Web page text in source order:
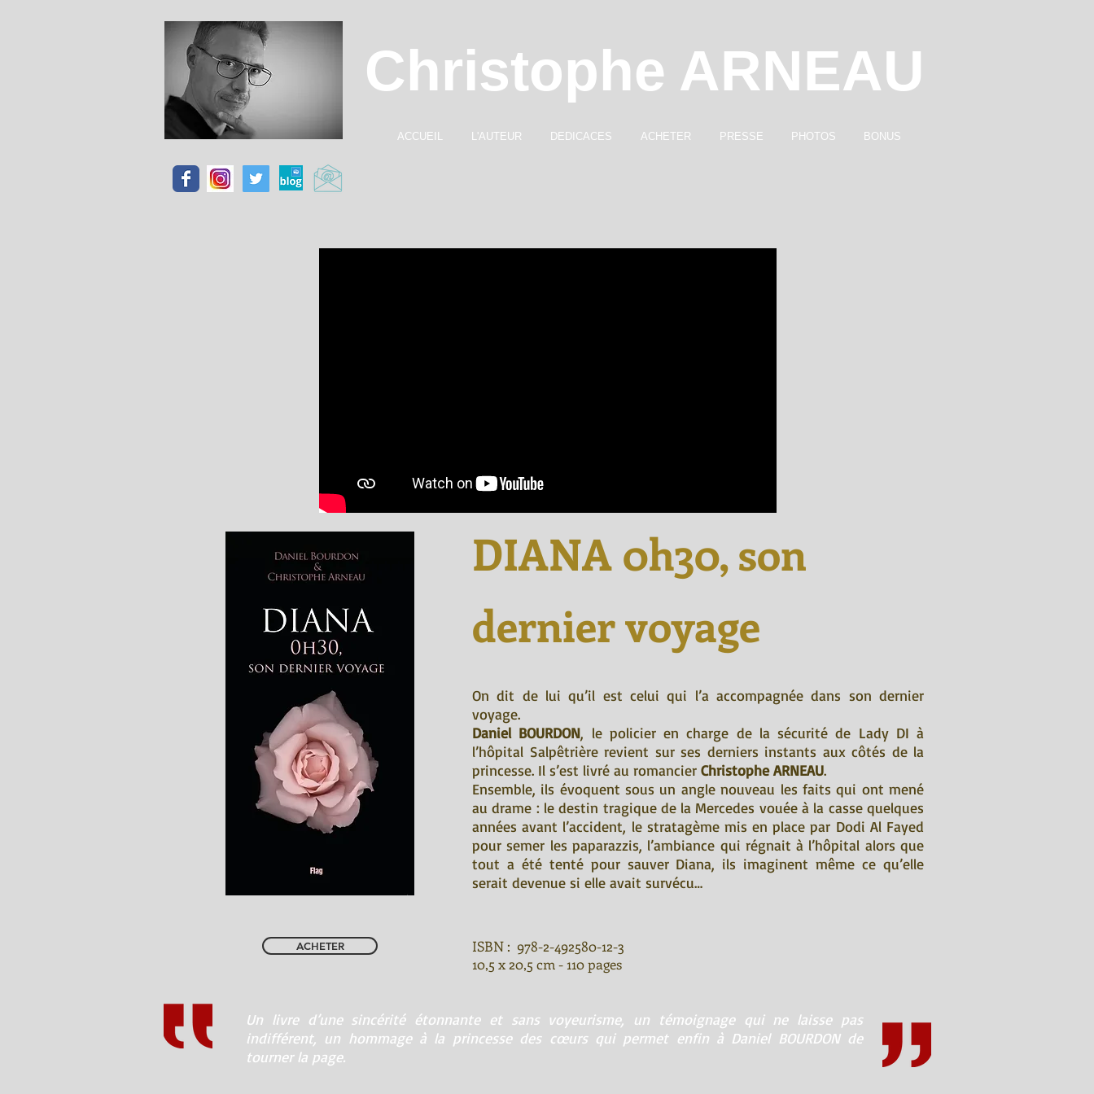
Christophe ARNEAU
ACCUEIL L'AUTEUR DEDICACES ACHETER PRESSE PHOTOS BONUS
ACHETER
DIANA 0h30, son
dernier voyage
On dit de lui qu’il est celui qui l’a accompagnée dans son dernier
voyage.
Daniel BOURDON, le policier en charge de la sécurité de Lady DI à
l’hôpital Salpêtrière revient sur ses derniers instants aux côtés de la
princesse. Il s’est livré au romancier Christophe ARNEAU.
Ensemble, ils évoquent sous un angle nouveau les faits qui ont mené
au drame : le destin tragique de la Mercedes vouée à la casse quelques
années avant l’accident, le stratagème mis en place par Dodi Al Fayed
pour semer les paparazzis, l’ambiance qui régnait à l’hôpital alors que
tout a été tenté pour sauver Diana, ils imaginent même ce qu’elle
serait devenue si elle avait survécu…
ISBN : 978-2-492580-12-3
10,5 x 20,5 cm - 110 pages
Un livre d’une sincérité étonnante et sans voyeurisme, un témoignage qui ne laisse pas
indifférent, un hommage à la princesse des cœurs qui permet enfin à Daniel BOURDON de
tourner la page.